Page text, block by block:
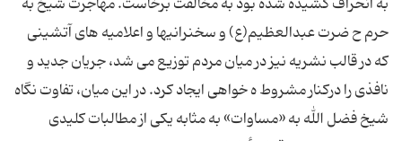
حرم ح ضرت عبدالعظیم(ع) و سخنرانیها و اعلامیه های آتشینی
که در قالب نشریه نیز در میان مردم توزیع می شد، جریان جدید و
نافذی را درکنار مشروط ه خواهی ایجاد کرد. در این میان، تفاوت نگاه
شیخ فضل الله به «مساوات» به مثابه یکی از مطالبات کلیدی